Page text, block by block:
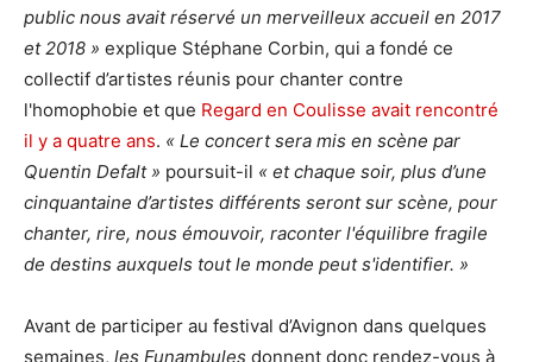
public nous avait réservé un merveilleux accueil en 2017
et 2018 » explique Stéphane Corbin, qui a fondé ce
collectif d’artistes réunis pour chanter contre
l'homophobie et que Regard en Coulisse avait rencontré
il y a quatre ans. « Le concert sera mis en scène par
Quentin Defalt » poursuit-il « et chaque soir, plus d’une
cinquantaine d’artistes différents seront sur scène, pour
chanter, rire, nous émouvoir, raconter l'équilibre fragile
de destins auxquels tout le monde peut s'identifier. »
Avant de participer au festival d’Avignon dans quelques
semaines, les Funambules donnent donc rendez-vous à